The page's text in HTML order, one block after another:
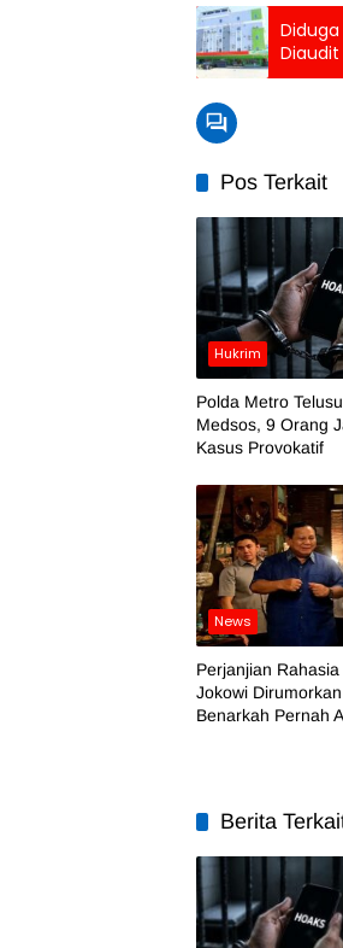
Diaudit
Pos Terkait
Hukrim
Polda Metro
Medsos, 9 Orang
Kasus Provokatif
News
Perjanjian
Jokowi Dirumorkan
Benarkah Pernah
Berita